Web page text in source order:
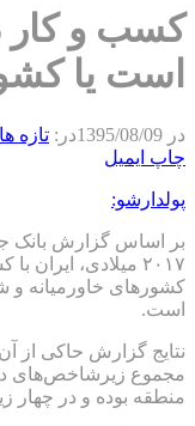
کسب و کار
است یا
در 1395/08/09در: تازه ها
چاپ ایمیل
پولدارشو:
بر اساس گزارش بانک
است.
نتایج گزارش حاکی
مجموع زیرشاخص‌های
منطقه بوده و در